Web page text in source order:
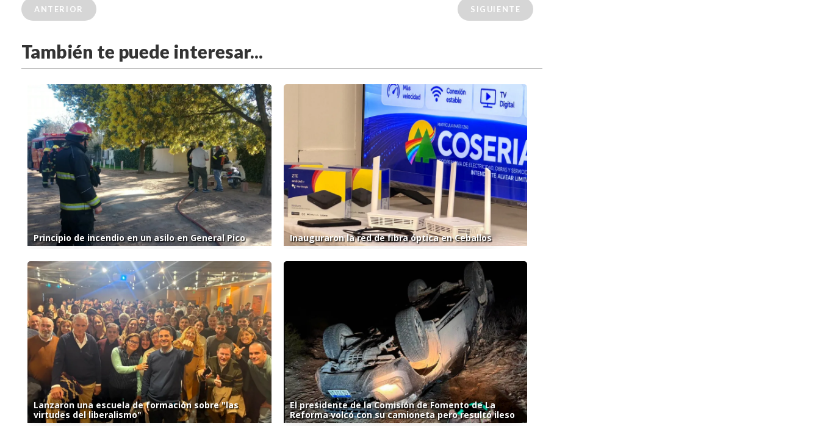
ANTERIOR SIGUIENTE
También te puede interesar...
Principio de incendio en un asilo en General Pico Inauguraron la red de fibra óptica en Ceballos
Lanzaron una escuela de formación sobre "las
virtudes del liberalismo"
El presidente de la Comisión de Fomento de La
Reforma volcó con su camioneta pero resultó ileso